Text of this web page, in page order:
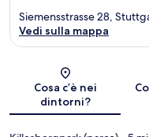
Siemensstrasse 28,
Vedi sulla mappa
Cosa c’è nei
dintorni?